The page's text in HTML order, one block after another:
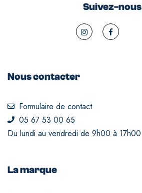
Suivez-nous
Nous contacter
Formulaire de contact
05 67 53 00 65
Du lundi au vendredi de 9h00 à 17h00
La marque